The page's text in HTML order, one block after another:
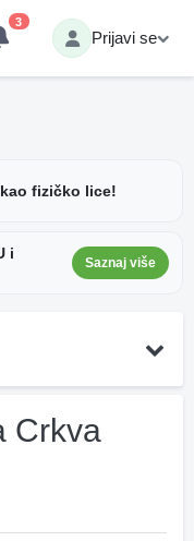
3
Prijavi se
kao fizičko lice!
i
Saznaj više
Crkva